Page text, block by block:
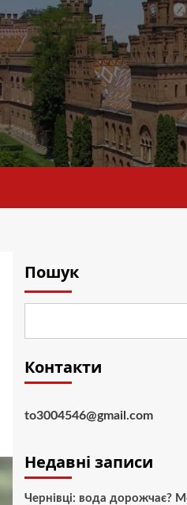
Пошук
Контакти
to3004546@gmail.com
Недавні записи
Чернівці: вода дорожчає?